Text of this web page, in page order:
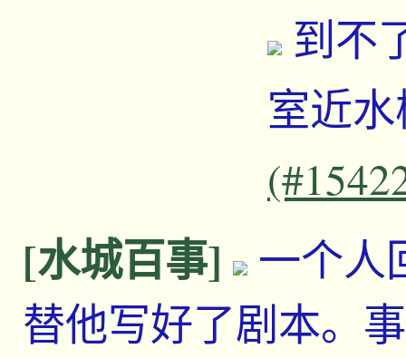
到不
室近
[水城百事]
一个人
替他写好了剧本。